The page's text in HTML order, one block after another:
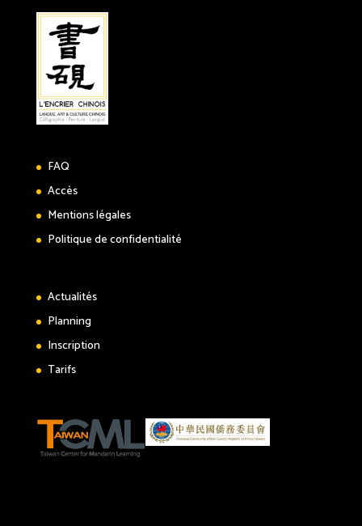
FAQ
Accès
Mentions légales
Politique de confidentialité
Actualités
Planning
Inscription
Tarifs